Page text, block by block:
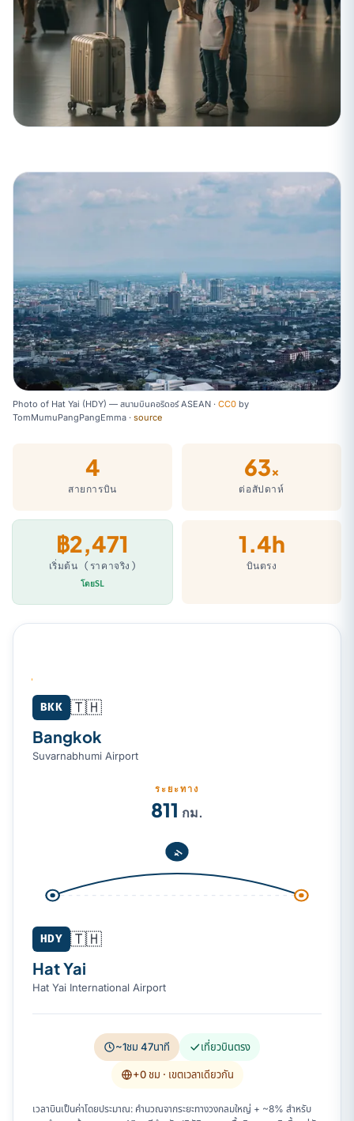
Photo of Hat Yai (HDY) — สนามบินคอริดอร์ ASEAN · CC0 by
TomMumuPangPangEmma · source
4
สายการบิน
63×
ต่อสัปดาห์
฿2,471
เริ่มต้น (ราคาจริง)
โดยSL
1.4h
บินตรง
Bangkok (BKK) → Hat Yai (HDY)
BKK 🇹🇭
Bangkok
Suvarnabhumi Airport
ระยะทาง
811 กม.
HDY 🇹🇭
Hat Yai
Hat Yai International Airport
~1ชม 47นาที เที่ยวบินตรง
+0 ชม · เขตเวลาเดียวกัน
เวลาบินเป็นค่าโดยประมาณ: คำนวณจากระยะทางวงกลมใหญ่ + ~8% สำหรับ